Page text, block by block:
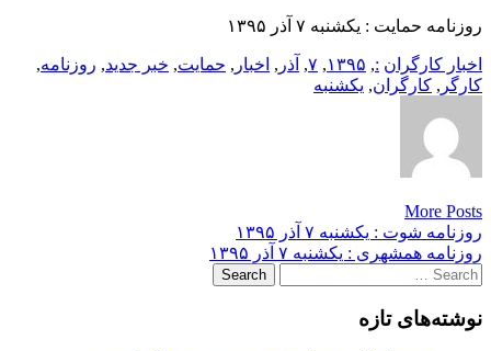
روزنامه حمایت : یکشنبه‌ ۷ آذر ۱۳۹۵
اخبار کارگران :
, ۱۳۹۵, ۷, آذر , اخبار , حمایت, خبر جدید, روزنامه,
کارگر , کارگران, یکشنبه‌
More Posts
Post
navigation
روزنامه شوت : یکشنبه‌ ۷ آذر ۱۳۹۵
روزنامه همشهری : یکشنبه‌ ۷ آذر ۱۳۹۵
Search
for:
نوشته‌های تازه